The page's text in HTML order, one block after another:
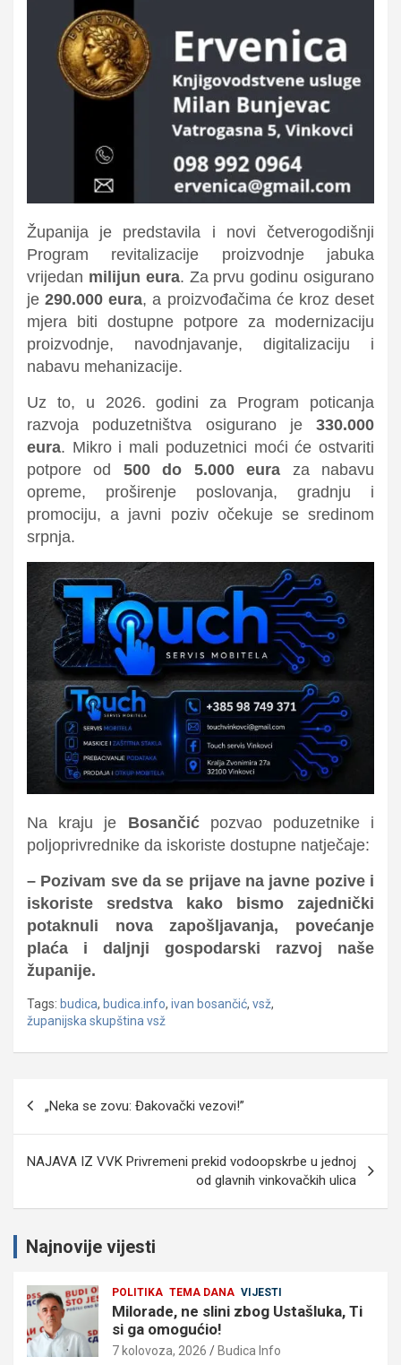
Županija je predstavila i novi četverogodišnji
Program revitalizacije proizvodnje jabuka
vrijedan milijun eura. Za prvu godinu osigurano
je290.000 eura, a proizvođačima će kroz deset
mjera biti dostupne potpore za modernizaciju
proizvodnje, navodnjavanje, digitalizaciju i
nabavu mehanizacije.
Uz to, u 2026. godini za Program poticanja
razvoja poduzetništva osigurano je 330.000
eura. Mikro i mali poduzetnici moći će ostvariti
potpore od 500 do 5.000 eura za nabavu
opreme, proširenje poslovanja, gradnju i
promociju, a javni poziv očekuje se sredinom
srpnja.
Na kraju je Bosančićpozvao poduzetnike i
poljoprivrednike da iskoriste dostupne natječaje:
– Pozivam sve da se prijave na javne pozive i
iskoriste sredstva kako bismo zajednički
potaknuli nova zapošljavanja, povećanje
plaća i daljnji gospodarski razvoj naše
županije.
Tags: budica, budica.info, ivan bosančić, vsž,
županijska skupština vsž
objava
„Neka se zovu: Đakovački vezovi!”
NAJAVA IZ VVK Privremeni prekid vodoopskrbe u jednoj
od glavnih vinkovačkih ulica
Najnovije vijesti
POLITIKA TEMA DANA VIJESTI
Milorade, ne slini zbog Ustašluka, Ti
si ga omogućio!
7 kolovoza, 2026 Budica Info